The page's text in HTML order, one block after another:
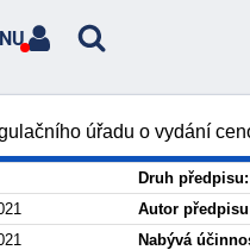
úřadu o vydání
Druh předpisu:
Autor
Nabývá